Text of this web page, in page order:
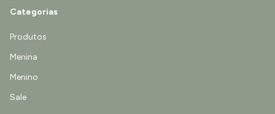
Categorias
Produtos
Menina
Menino
Sale